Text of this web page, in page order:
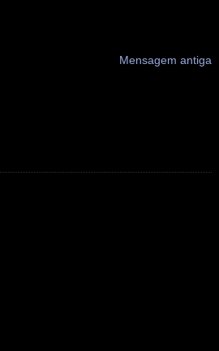
Mensagem antiga